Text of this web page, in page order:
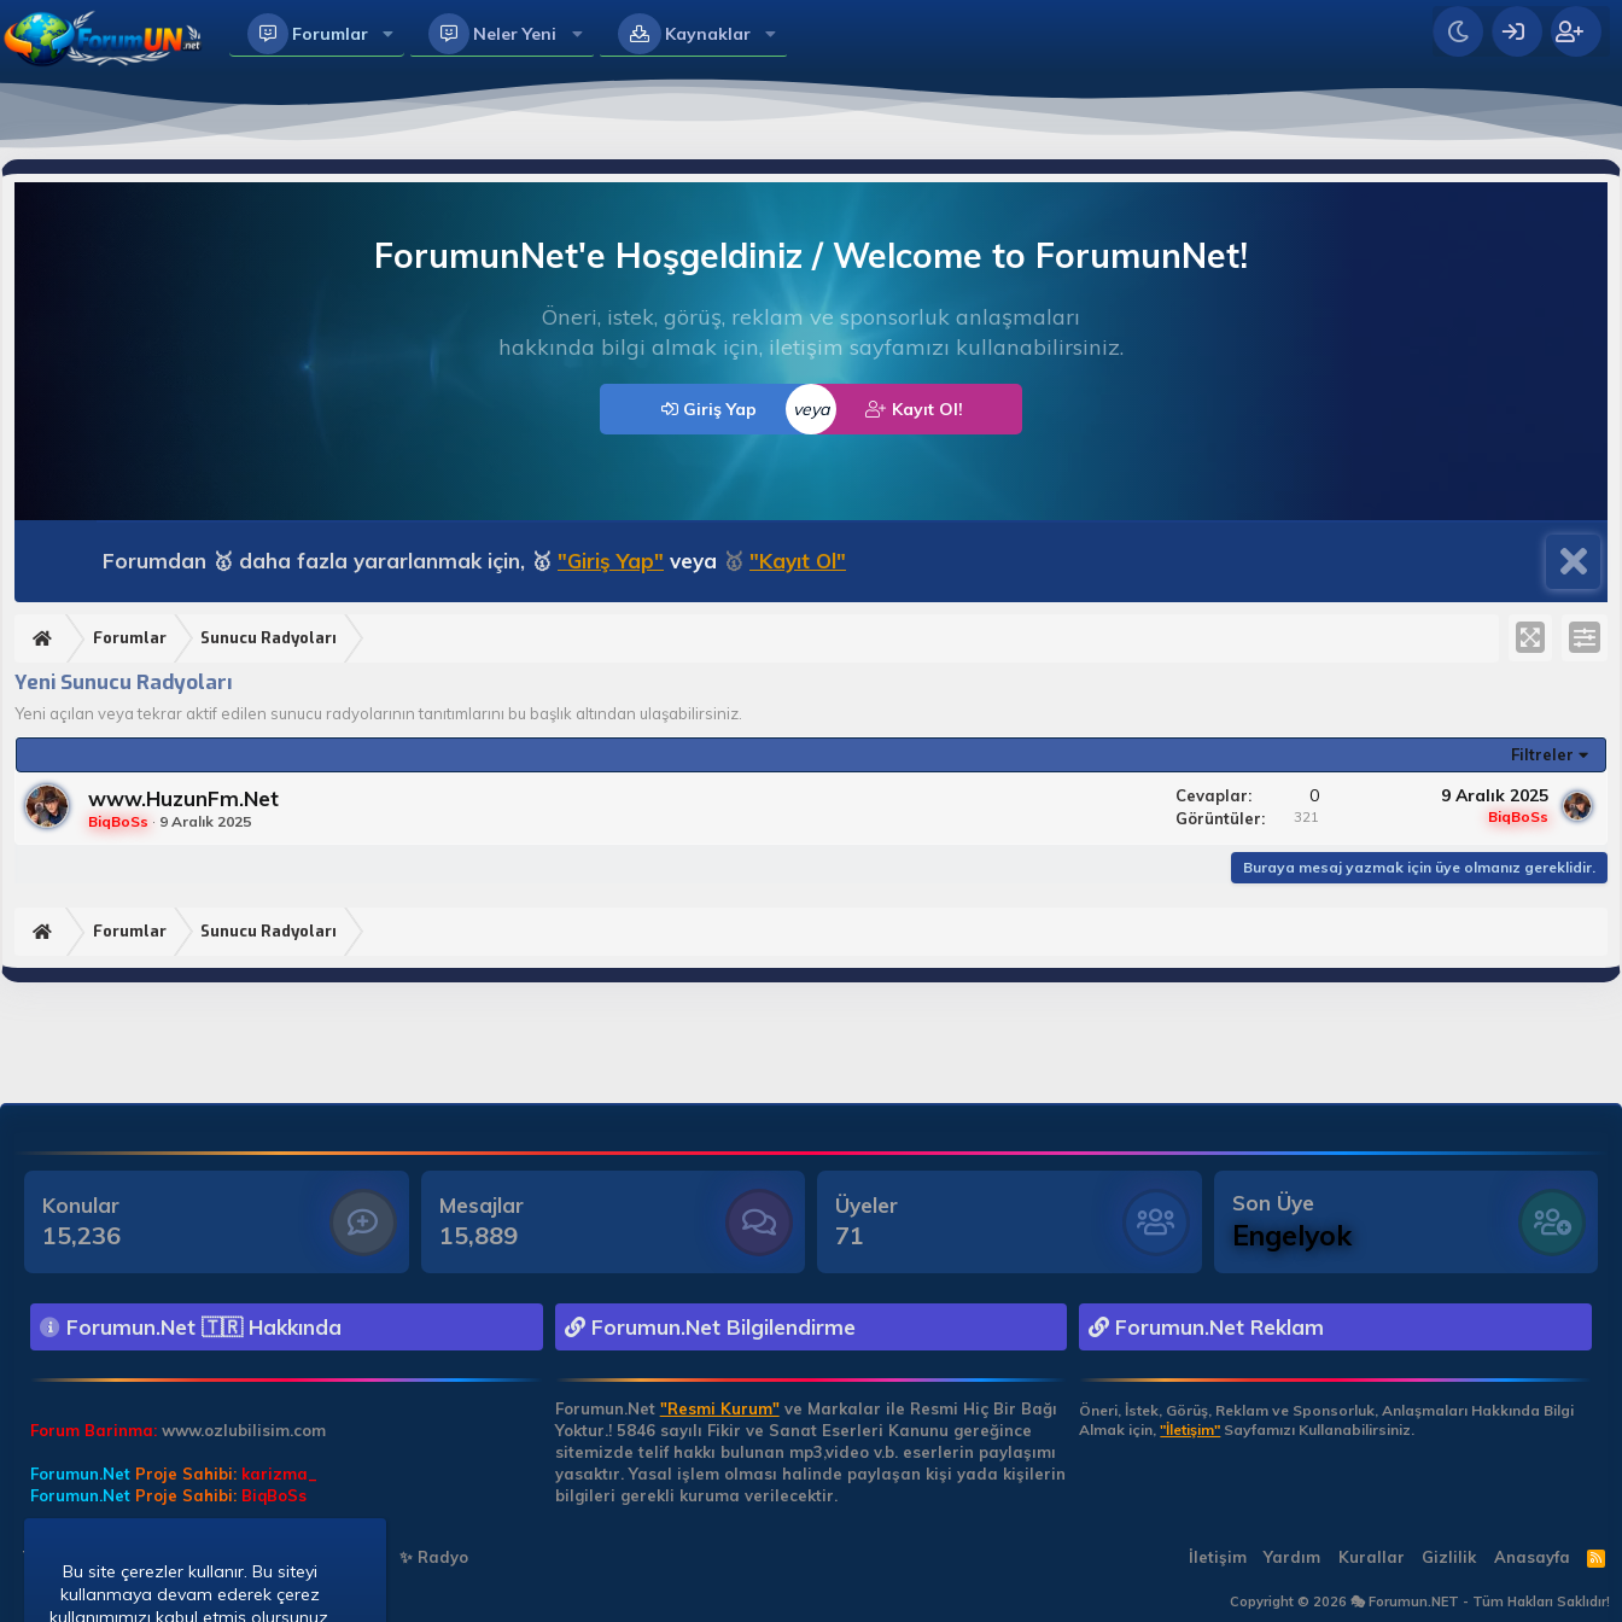
Forumlar Neler Yeni Kaynaklar
ForumunNet'e Hoşgeldiniz / Welcome to ForumunNet!
Öneri, istek, görüş, reklam ve sponsorluk anlaşmaları
hakkında bilgi almak için, iletişim sayfamızı kullanabilirsiniz.
Giriş Yap veya Kayıt Ol!
Forumdan 🥇 daha fazla yararlanmak için, 🥇 "Giriş Yap" veya 🥇 "Kayıt Ol"
Forumlar Sunucu Radyoları
Yeni Sunucu Radyoları
Yeni açılan veya tekrar aktif edilen sunucu radyolarının tanıtımlarını bu başlık altından ulaşabilirsiniz.
Filtreler
www.HuzunFm.Net
BiqBoSs 9 Aralık 2025
Cevaplar 0
Görüntüler 321
9 Aralık 2025
BiqBoSs
Buraya mesaj yazmak için üye olmanız gereklidir.
Forumlar Sunucu Radyoları
Konular
15,236
Mesajlar
15,889
Üyeler
71
Son Üye
Engelyok
Forumun.Net 🇹🇷 Hakkında
Forum Barinma: www.ozlubilisim.com
Forumun.Net Proje Sahibi: karizma_
Forumun.Net Proje Sahibi: BiqBoSs
Forumun.Net Bilgilendirme
Forumun.Net "Resmi Kurum"ve Markalar ile Resmi Hiç Bir Bağı
Yoktur.! 5846 sayılı Fikir ve Sanat Eserleri Kanunu gereğince
sitemizde telif hakkı bulunan mp3,video v.b. eserlerin paylaşımı
yasaktır. Yasal işlem olması halinde paylaşan kişi yada kişilerin
bilgileri gerekli kuruma verilecektir.
Forumun.Net Reklam
Öneri, İstek, Görüş, Reklam ve Sponsorluk, Anlaşmaları Hakkında Bilgi
Almak için,"İletişim" Sayfamızı Kullanabilirsiniz.
Türkçe (TR) ✨ Radyo İletişim Yardım Kurallar Gizlilik Anasayfa
R
S
Copyright © 2026 🎭 Forumun.NET - Tüm Hakları Saklıdır!
Bu site çerezler kullanır. Bu siteyi
kullanmaya devam ederek çerez
kullanımımızı kabul etmiş olursunuz.